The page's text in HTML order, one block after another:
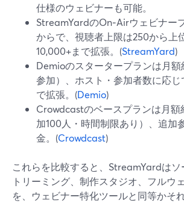
仕様のウェビナーも可能。
StreamYardのOn‑Airウェビナー
からで、視聴者上限は250から上
10,000+まで拡張。(StreamYard)
Demioのスタータープランは月額
参加）、ホスト・参加者数に応じ
で拡張。(Demio)
Crowdcastのベースプランは月額
加100人・時間制限あり）、追加
金。(Crowdcast)
これらを比較すると、StreamYardはソ
トリーミング、制作スタジオ、フルウ
を、ウェビナー特化ツールと同等かそ